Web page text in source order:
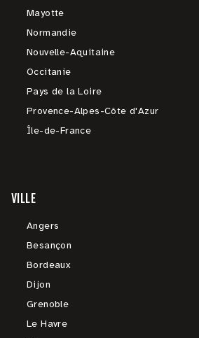
Mayotte
Normandie
Nouvelle-Aquitaine
Occitanie
Pays de la Loire
Provence-Alpes-Côte d'Azur
Île-de-France
VILLE
Angers
Besançon
Bordeaux
Dijon
Grenoble
Le Havre